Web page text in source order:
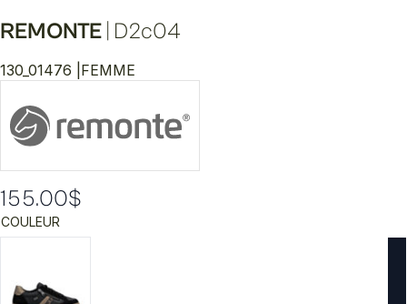
REMONTE D2c04
130_01476 | FEMME
155.00$
COULEUR